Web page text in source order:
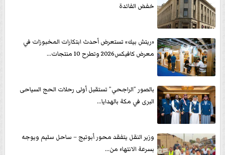
خفض الفائدة
«ريتش بيك» تستعرض أحدث ابتكارات المخبوزات في
معرض كافيكس2026 وتطرح 10 منتجات...
بالصور ”الراجحي” تستقبل أولى رحلات الحج السياحى
البرى في مكة بالهدايا...
وزير النقل يتفقد محور أبوتيج – ساحل سليم ويوجه
بسرعة الانتهاء من...